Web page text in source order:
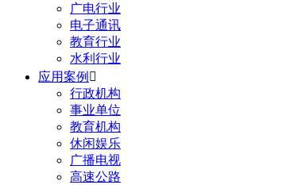
广电行业
电子通讯
教育行业
水利行业
应用案例 
行政机构
事业单位
教育机构
休闲娱乐
广播电视
高速公路